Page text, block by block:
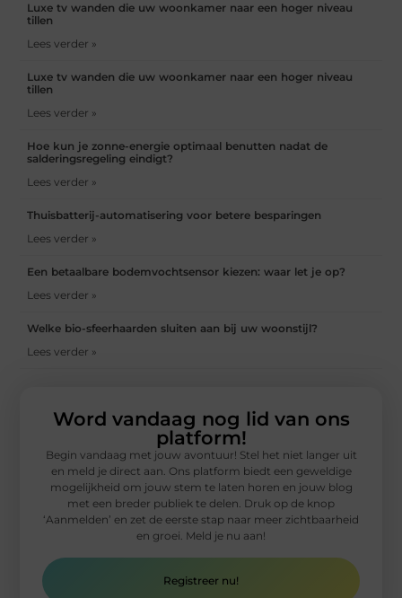
Luxe tv wanden die uw woonkamer naar een hoger niveau
tillen
Lees verder »
Luxe tv wanden die uw woonkamer naar een hoger niveau
tillen
Lees verder »
Hoe kun je zonne-energie optimaal benutten nadat de
salderingsregeling eindigt?
Lees verder »
Thuisbatterij-automatisering voor betere besparingen
Lees verder »
Een betaalbare bodemvochtsensor kiezen: waar let je op?
Lees verder »
Welke bio-sfeerhaarden sluiten aan bij uw woonstijl?
Lees verder »
Word vandaag nog lid van ons
platform!
Begin vandaag met jouw avontuur! Stel het niet langer uit
en meld je direct aan. Ons platform biedt een geweldige
mogelijkheid om jouw stem te laten horen en jouw blog
met een breder publiek te delen. Druk op de knop
‘Aanmelden’ en zet de eerste stap naar meer zichtbaarheid
en groei. Meld je nu aan!
Registreer nu!